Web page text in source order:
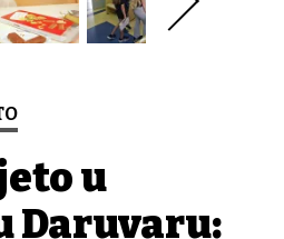
u
Daruvaru: